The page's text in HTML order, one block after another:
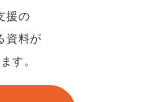
援の
資料が
す。